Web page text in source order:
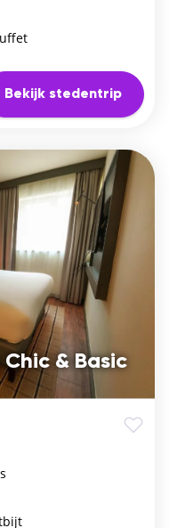
Bekijk stedentrip
& Basic